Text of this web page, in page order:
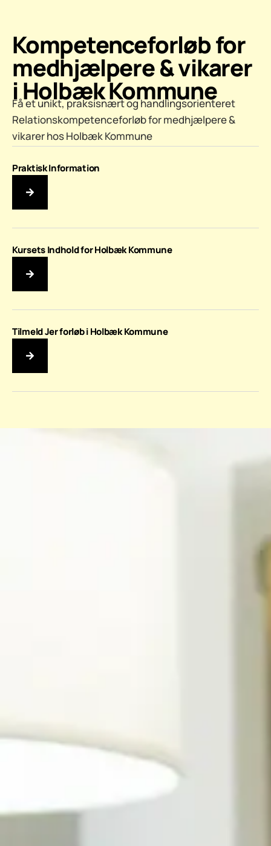
Kompetenceforløb for
medhjælpere & vikarer
i Holbæk Kommune
Få et unikt, praksisnært og handlingsorienteret
Relationskompetenceforløb for medhjælpere &
vikarer hos Holbæk Kommune
Praktisk Information
Kursets Indhold for Holbæk Kommune
Tilmeld Jer forløb i Holbæk Kommune